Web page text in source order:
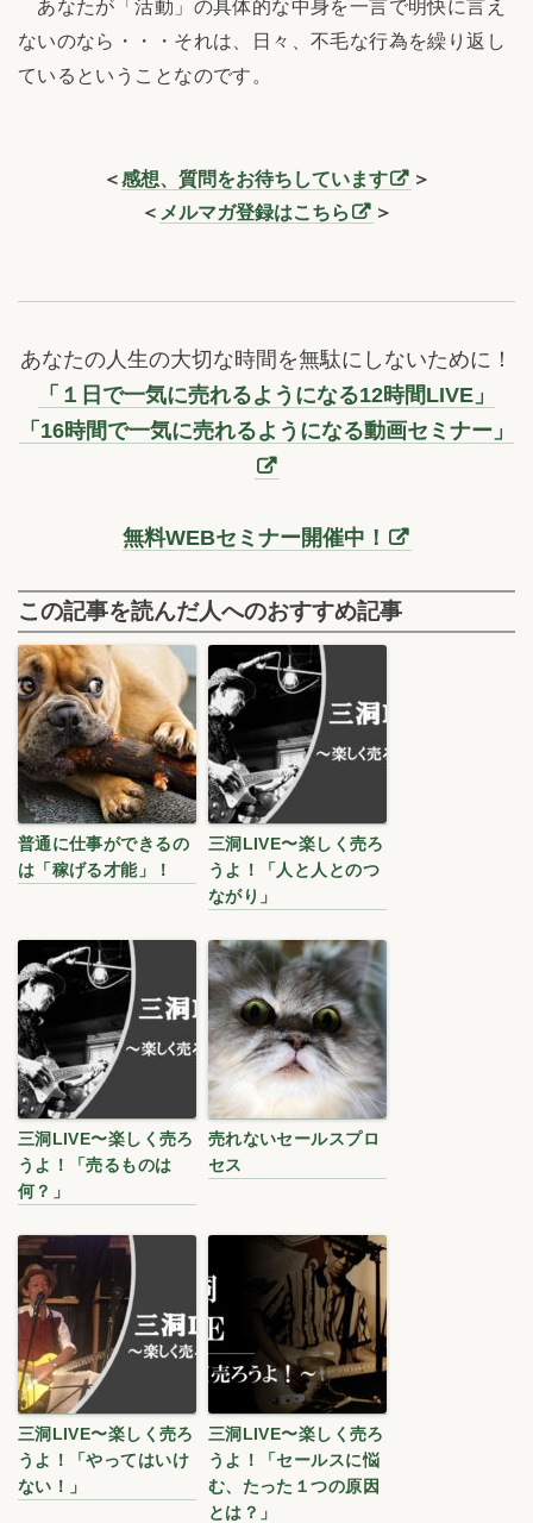
あなたが「活動」の具体的な中身を一言で明快に言え
ないのなら・・・それは、日々、不毛な行為を繰り返し
ているということなのです。
＜感想、質問をお待ちしています
＞
＜ メルマガ登録はこちら ＞
あなたの人生の大切な時間を無駄にしないために！
「１日で一気に売れるようになる12時間LIVE」
「16時間で一気に売れるようになる動画セミナー」
無料WEBセミナー開催中！
この記事を読んだ人へのおすすめ記事
普通に仕事ができるの
は「稼げる才能」！
三洞LIVE〜楽しく売ろ
うよ！「人と人とのつ
ながり」
三洞LIVE〜楽しく売ろ
うよ！「売るものは
何？」
売れないセールスプロ
セス
三洞LIVE〜楽しく売ろ
うよ！「やってはいけ
ない！」
三洞LIVE〜楽しく売ろ
うよ！「セールスに悩
む、たった１つの原因
とは？」